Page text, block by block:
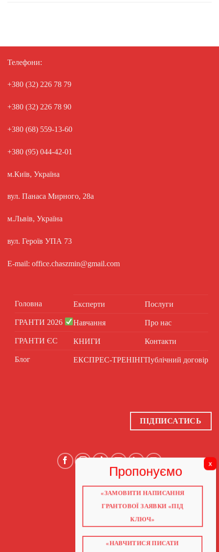
Телефони:
+380 (32) 226 78 79
+380 (32) 226 78 90
+380 (68) 559-13-60
+380 (95) 044-42-01
м.Київ, Україна
вул. Панаса Мирного, 28а
м.Львів, Україна
вул. Героїв УПА 73
E-mail: office.chaszmin@gmail.com
Головна
ГРАНТИ 2026
ГРАНТИ ЄС
Блог
Експерти
Навчання
КНИГИ
ЕКСПРЕС-ТРЕНІНГ
Послуги
Про нас
Контакти
Публічний договір
ПІДПИСАТИСЬ
ГОЛОВНА
ПРО НАС
ГРАНТИ 2026
НАВЧАННЯ
КНИГИ
«ЗАМОВИТИ НАПИСАННЯ
ГРАНТОВОЇ ЗАЯВКИ «ПІД
КЛЮЧ»
«НАВЧИТИСЯ ПИСАТИ